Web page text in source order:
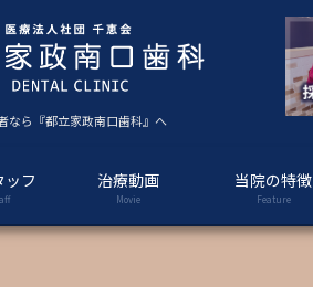
なら『都立家政南口歯科』へ
ッフ 治療動画
Movie
当院の特徴
Feature